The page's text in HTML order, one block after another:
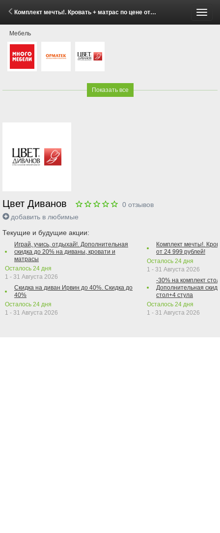
Комплект мечты!. Кровать + матрас по цене от 24 999 рублей! (1 - 31 Мая 2026)
Мебель
Показать все
Цвет Диванов 0 отзывов
добавить в любимые
Текущие и будущие акции:
Играй, учись, отдыхай!. Дополнительная
скидка до 20% на диваны, кровати и
матрасы
Осталось 24 дня
1 - 31 Августа 2026
Скидка на диван Ирвин до 40%. Скидка до
40%
Осталось 24 дня
1 - 31 Августа 2026
Комплект мечты!.
от 24 999 рублей!
Осталось 24 дня
1 - 31 Августа 2026
-30% на комплект
Дополнительная
стол+4 стула
Осталось 24 дня
1 - 31 Августа 2026